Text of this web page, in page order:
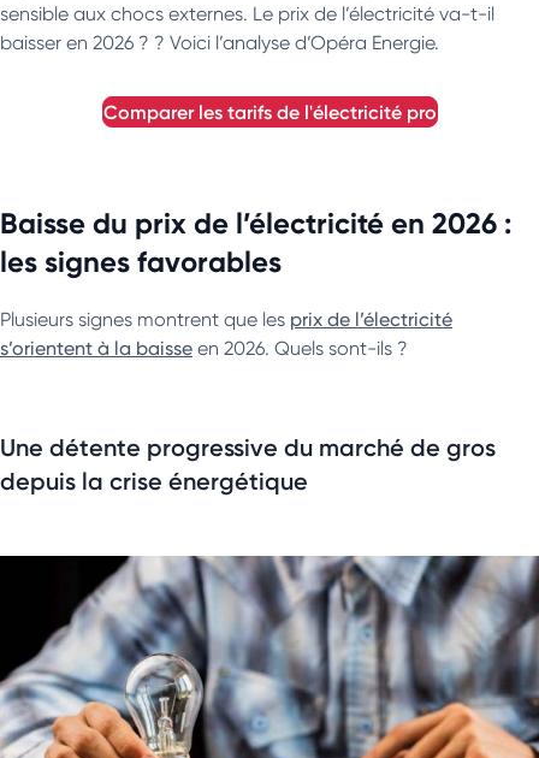
sensible aux chocs externes. Le prix de l’électricité va-t-il
baisser en 2026 ? ? Voici l’analyse d’Opéra Energie.
comparer les tarifs de l'électricité pro
Baisse du prix de l’électricité en 2026 :
les signes favorables
Plusieurs signes montrent que les prix de l’électricité
s’orientent à la baisse en 2026. Quels sont-ils ?
Une détente progressive du marché de gros
depuis la crise énergétique